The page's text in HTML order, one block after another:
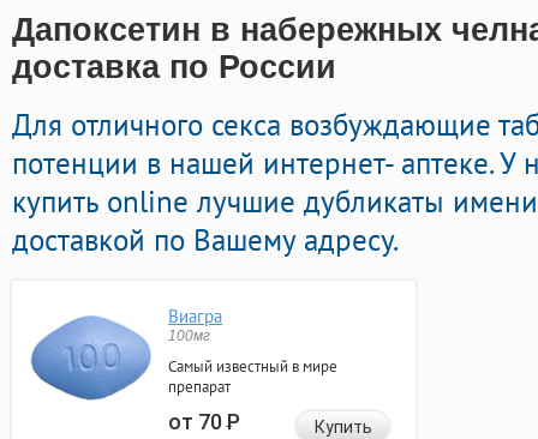
Дапоксетин в набережных
доставка по России
Для отличного секса возбуждающие
потенции в нашей интернет- аптеке.
купить online лучшие дубликаты
доставкой по Вашему адресу.
Виагра
100мг
Самый известный в мире
препарат
от 70Р Купить